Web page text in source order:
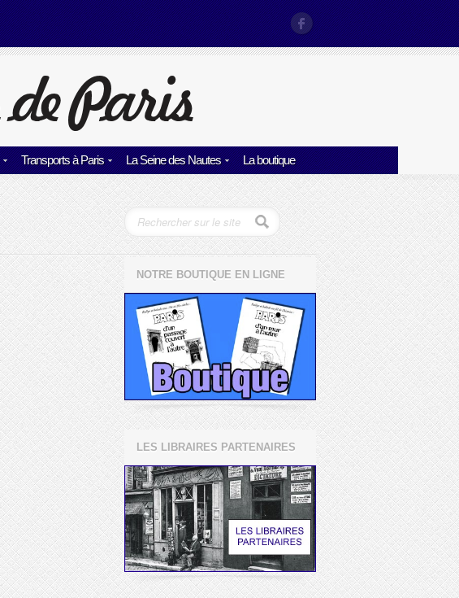
Transports à Paris La Seine des Nautes La boutique
NOTRE BOUTIQUE EN LIGNE
LES LIBRAIRES PARTENAIRES